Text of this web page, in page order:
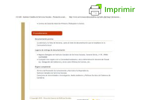
Imprimir